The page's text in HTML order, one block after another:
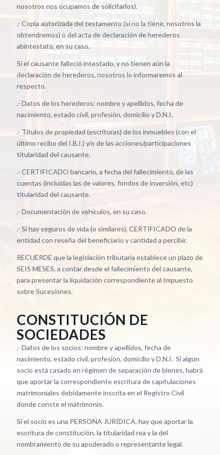
nosotros nos ocupamos de solicitarlos).
.- Copia autorizada del testamento (si no la tiene, nosotros la
obtendremos) o del acta de declaración de herederos
abintestato, en su caso.
Si el causante falleció intestado, y no tienen aún la
declaración de herederos, nosotros lo informaremos al
respecto.
.- Datos de los herederos: nombre y apellidos, fecha de
nacimiento, estado civil, profesión, domicilio y D.N.I.
.- Títulos de propiedad (escrituras) de los inmuebles (con el
último recibo del I.B.I.) y/o de las acciones/participaciones
titularidad del causante.
.- CERTIFICADO bancario, a fecha del fallecimiento, de las
cuentas (incluídas las de valores, fondos de inversión, etc)
titularidad del causante.
.- Documentación de vehículos, en su caso.
.- Si hay seguros de vida (o similares), CERTIFICADO de la
entidad con reseña del beneficiario y cantidad a percibir.
RECUERDE que la legislación tributaria establece un plazo de
SEIS MESES, a contar desde el fallecimiento del causante,
para presentar la liquidación correspondiente al Impuesto
sobre Sucesiones.
CONSTITUCIÓN DE
SOCIEDADES
.- Datos de los socios: nombre y apellidos, fecha de
nacimiento, estado civil, profesión, domicilio y D.N.I. Si algún
socio está casado en régimen de separación de bienes, habrá
que aportar la correspondiente escritura de capitulaciones
matrimoniales debidamente inscrita en el Registro Civil
donde conste el matrimonio.
Si el socio es una PERSONA JURÍDICA, hay que aportar la
escritura de constitución, la titularidad rea y la del
nombramiento de su apoderado o representante legal.